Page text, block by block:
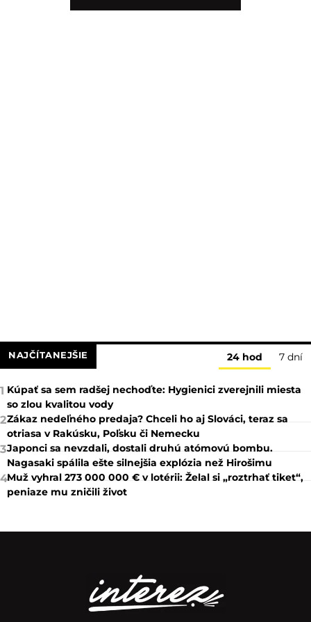
NAJČÍTANEJŠIE 24 hod 7 dní
1 Kúpať sa sem radšej nechoďte: Hygienici zverejnili miesta
so zlou kvalitou vody
2Zákaz nedeľného predaja? Chceli ho aj Slováci, teraz sa
otriasa v Rakúsku, Poľsku či Nemecku
3Japonci sa nevzdali, dostali druhú atómovú bombu.
Nagasaki spálila ešte silnejšia explózia než Hirošimu
4Muž vyhral 273 000 000 € v lotérii: Želal si „roztrhať tiket“,
peniaze mu zničili život